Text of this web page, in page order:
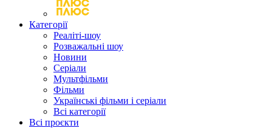
Категорії
Реаліті-шоу
Розважальні шоу
Новини
Серіали
Мультфільми
Фільми
Українські фільми і серіали
Всі категорії
Всі проєкти